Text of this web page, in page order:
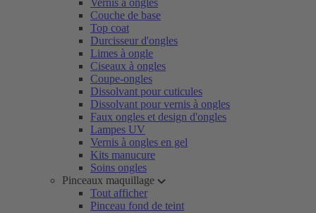
Vernis à ongles
Couche de base
Top coat
Durcisseur d'ongles
Limes à ongle
Ciseaux à ongles
Coupe-ongles
Dissolvant pour cuticules
Dissolvant pour vernis à ongles
Faux ongles et design d'ongles
Lampes UV
Vernis à ongles en gel
Kits manucure
Soins ongles
Pinceaux maquillage
Tout afficher
Pinceau fond de teint